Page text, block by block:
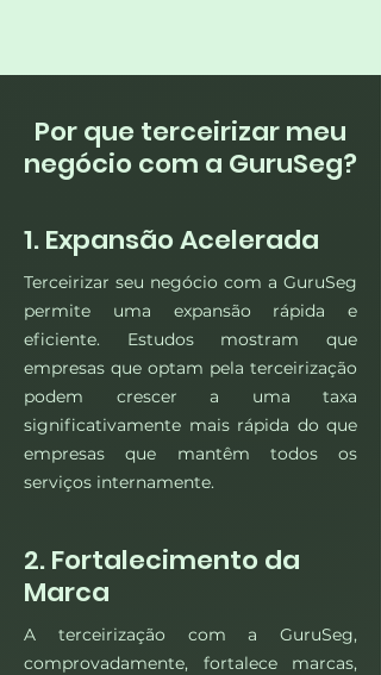
Por que terceirizar meu
negócio com a GuruSeg?
1. Expansão Acelerada
Terceirizar seu negócio com a GuruSeg
permite uma expansão rápida e
eficiente. Estudos mostram que
empresas que optam pela terceirização
podem crescer a uma taxa
significativamente mais rápida do que
empresas que mantêm todos os
serviços internamente.
2. Fortalecimento da
Marca
A terceirização com a GuruSeg,
comprovadamente, fortalece marcas,